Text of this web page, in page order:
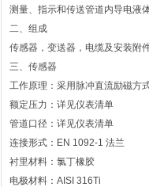
测量、指示和传送管道内导电液
二、组成
传感器，变送器，电缆及安装附
三、传感器
工作原理：采用脉冲直流励磁方
额定压力：详见仪表清单
管道口径：详见仪表清单
连接形式：EN 1092-1 法兰
衬里材料：氯丁橡胶
电极材料：AISI 316Ti